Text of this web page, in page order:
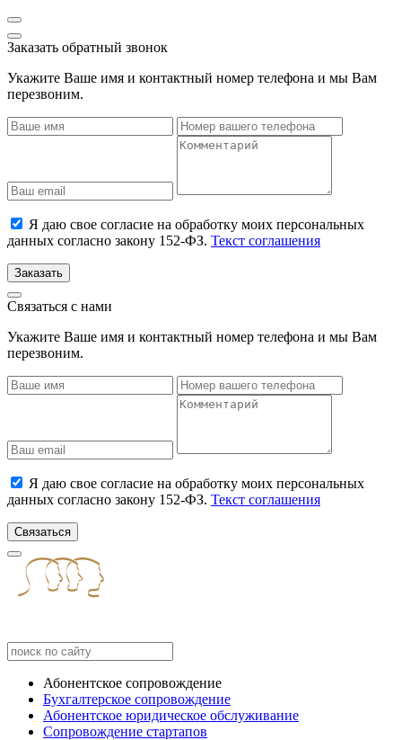
Заказать обратный звонок
Укажите Ваше имя и контактный номер телефона и мы Вам
перезвоним.
Я даю свое согласие на обработку моих персональных
данных согласно закону 152-ФЗ. Текст соглашения
Заказать
Связаться с нами
Укажите Ваше имя и контактный номер телефона и мы Вам
перезвоним.
Я даю свое согласие на обработку моих персональных
данных согласно закону 152-ФЗ. Текст соглашения
Связаться
Абонентское сопровождение
Бухгалтерское сопровождение
Абонентское юридическое обслуживание
Сопровождение стартапов